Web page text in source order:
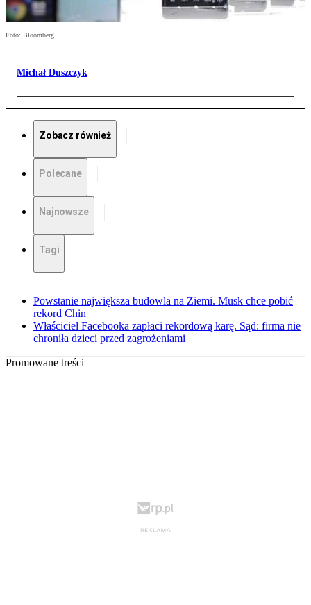
Foto: Bloomberg
Michał Duszczyk
Zobacz również
Polecane
Najnowsze
Tagi
Powstanie największa budowla na Ziemi. Musk chce pobić
rekord Chin
Właściciel Facebooka zapłaci rekordową karę. Sąd: firma nie
chroniła dzieci przed zagrożeniami
Promowane treści